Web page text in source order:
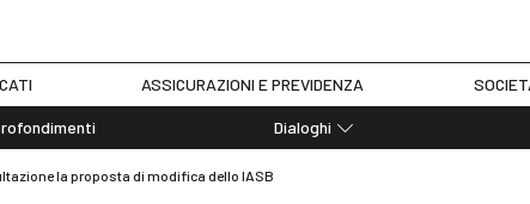
ASSICURAZIONI E PREVIDENZA
Dialoghi
la proposta di modifica dello IASB